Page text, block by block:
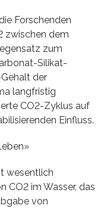
Forschenden
zwischen dem
zum
Silikat-
der
langfristig
CO2-Zyklus auf
Einfluss.
wesentlich
CO2 im Wasser, das
von